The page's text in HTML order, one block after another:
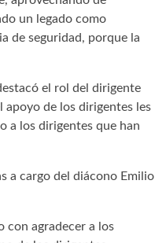
un legado como
de seguridad, porque la
el rol del dirigente
apoyo de los dirigentes les
a los dirigentes que han
a cargo del diácono Emilio
con agradecer a los